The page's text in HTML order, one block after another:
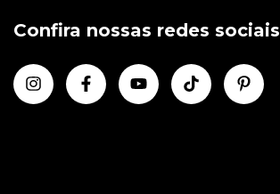
Confira nossas redes sociais